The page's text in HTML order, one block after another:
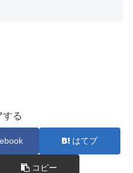
する
はてブ
コピー